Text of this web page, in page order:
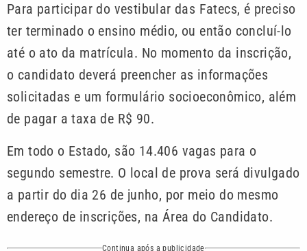
Para participar do vestibular das Fatecs, é preciso
ter terminado o ensino médio, ou então concluí-lo
até o ato da matrícula. No momento da inscrição,
o candidato deverá preencher as informações
solicitadas e um formulário socioeconômico, além
de pagar a taxa de R$ 90.
Em todo o Estado, são 14.406 vagas para o
segundo semestre. O local de prova será divulgado
a partir do dia 26 de junho, por meio do mesmo
endereço de inscrições, na Área do Candidato.
Continua após a publicidade